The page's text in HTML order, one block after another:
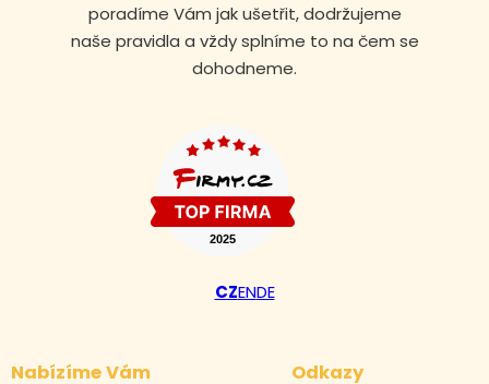
poradíme Vám jak ušetřit, dodržujeme
naše pravidla a vždy splníme to na čem se
dohodneme.
CZENDE
Nabízíme Vám Odkazy